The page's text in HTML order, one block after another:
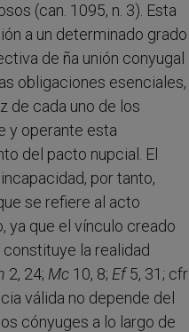
(can. 1095, n. 3). Esta
a un determinado grado
de ña unión conyugal
obligaciones esenciales,
de cada uno de los
y operante esta
del pacto nupcial. El
por tanto,
se refiere al acto
ya que el vínculo creado
la realidad
2, 24; Mc 10, 8; Ef5, 31; cfr
válida no depende del
cónyuges a lo largo de